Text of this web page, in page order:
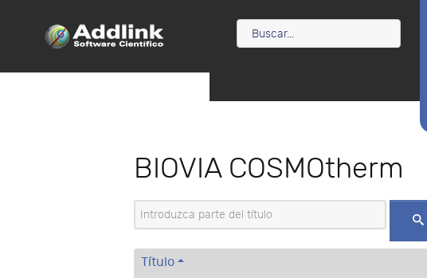
BIOVIA COSMOtherm
Introduzca parte del título
Título